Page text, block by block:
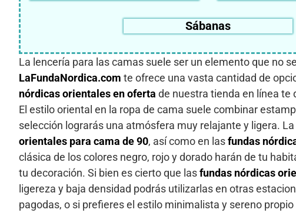
Sábanas
La lencería para las camas suele ser un elemento que no
LaFundaNordica.com te ofrece una vasta cantidad de
nórdicas orientales en oferta de nuestra tienda en línea te
El estilo oriental en la ropa de cama suele combinar
selección lograrás una atmósfera muy relajante y ligera.
orientales para cama de 90, así como en lasfundas
clásica de los colores negro, rojo y dorado harán de tu
tu decoración. Si bien es cierto que lasfundas nórdicas
ligereza y baja densidad podrás utilizarlas en otras
pagodas, o si prefieres el estilo minimalista y sereno